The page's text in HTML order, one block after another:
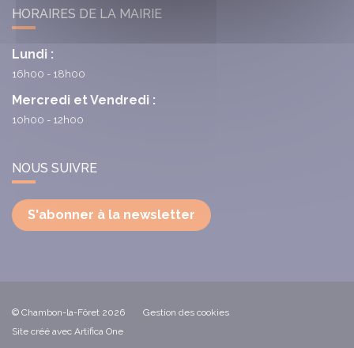
HORAIRES DE LA MAIRIE
Lundi :
16h00 - 18h00
Mercredi et Vendredi :
10h00 - 12h00
NOUS SUIVRE
S'abonner à la newsletter
© Chambon-la-Fôret 2026
Gestion des cookies
Site créé avec Artifica One